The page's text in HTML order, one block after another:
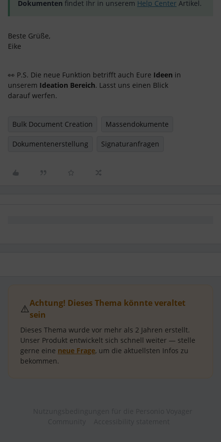
Dokumenten findet Ihr in unserem Help Center Artikel.
Beste Grüße,
Eike
👀 P.S. Die neue Funktion betrifft auch Eure Ideen in
unserem Ideation Bereich. Lasst uns einen Blick
darauf werfen.
Bulk Document Creation Massendokumente
Dokumentenerstellung Signaturanfragen
⚠️Achtung! Dieses Thema könnte veraltet
sein
Dieses Thema wurde vor mehr als 2 Jahren erstellt.
Unser Produkt entwickelt sich schnell weiter — stelle
gerne eine neue Frage, um die aktuellsten Infos zu
bekommen.